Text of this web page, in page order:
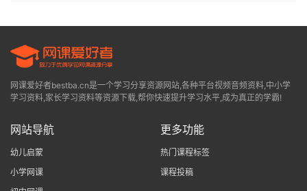
网课爱好者bestba.cn是一个学习分享资源网站,各种平台视频音频资料,中小学
学习资料,家长学习资料等资源下载,帮你快速提升学习水平,成为真正的学霸!
网站导航
幼儿启蒙
小学网课
更多功能
热门课程标签
课程投稿